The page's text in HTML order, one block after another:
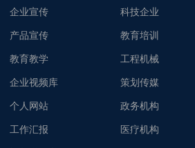
企业宣传
产品宣传
教育教学
企业视频库
个人网站
工作汇报
科技企业
教育培训
工程机械
策划传媒
政务机构
医疗机构